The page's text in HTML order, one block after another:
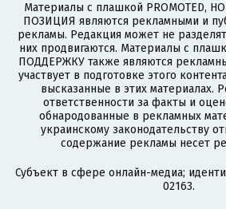
Материалы с плашкой PROMOTED,
ПОЗИЦИЯ являются рекламными и
рекламы. Редакция может не
них продвигаются. Материалы с
ПОДДЕРЖКУ также являются
участвует в подготовке этого
высказанные в этих материалах.
ответственности за факты и
обнародованные в рекламных
украинскому законодательству
содержание рекламы несет
Субъект в сфере онлайн-медиа;
02163.